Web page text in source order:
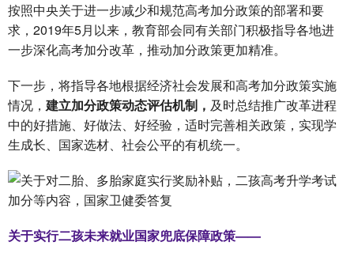
按照中央关于进一步减少和规范高考加分政策的部署和要
求，2019年5月以来，教育部会同有关部门积极指导各地进
一步深化高考加分改革，推动加分政策更加精准。
下一步，将指导各地根据经济社会发展和高考加分政策实施
情况， 建立加分政策动态评估机制， 及时总结推广改革进程
中的好措施、好做法、好经验，适时完善相关政策，实现学
生成长、国家选材、社会公平的有机统一。
关于实行二孩未来就业国家兜底保障政策——